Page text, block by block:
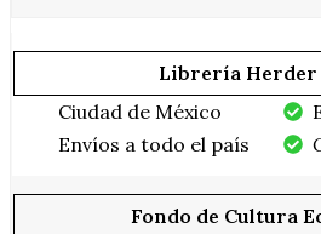
Librería Herder
Ciudad de México
Envíos a todo el país
Fondo de Cultura